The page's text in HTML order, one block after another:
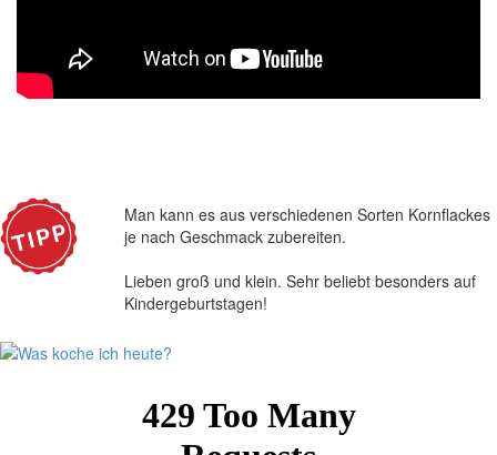
Man kann es aus verschiedenen Sorten Kornflackes
je nach Geschmack zubereiten.
Lieben groß und klein. Sehr beliebt besonders auf
Kindergeburtstagen!